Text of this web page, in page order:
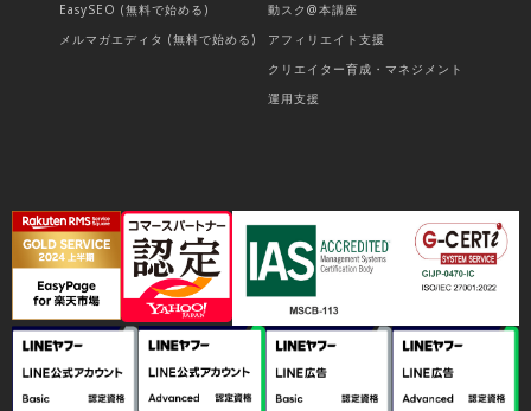
EasySEO (無料で始める)
メルマガエディタ (無料で始める)
動スク@本講座
アフィリエイト支援
クリエイター育成・マネジメント
運用支援